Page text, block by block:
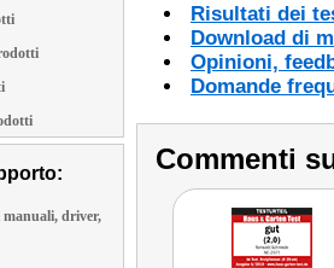
driver,
Risultati dei
Download di
Opinioni,
Domande
Commenti